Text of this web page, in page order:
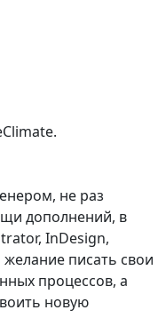
не раз
дополнений, в
InDesign,
писать свои
процессов, а
новую